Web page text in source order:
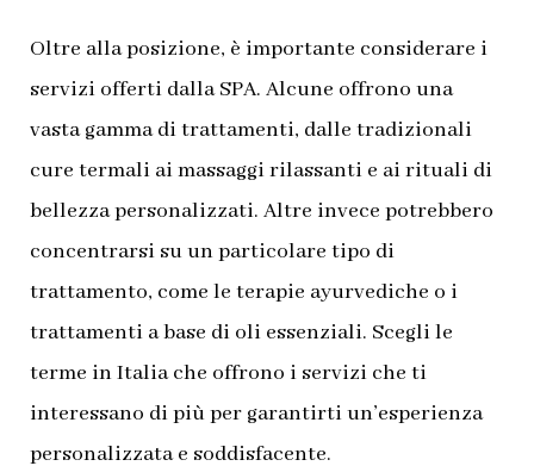
Oltre alla posizione, è importante considerare i
servizi offerti dalla SPA. Alcune offrono una
vasta gamma di trattamenti, dalle tradizionali
cure termali ai massaggi rilassanti e ai rituali di
bellezza personalizzati. Altre invece potrebbero
concentrarsi su un particolare tipo di
trattamento, come le terapie ayurvediche o i
trattamenti a base di oli essenziali. Scegli le
terme in Italia che offrono i servizi che ti
interessano di più per garantirti un’esperienza
personalizzata e soddisfacente.